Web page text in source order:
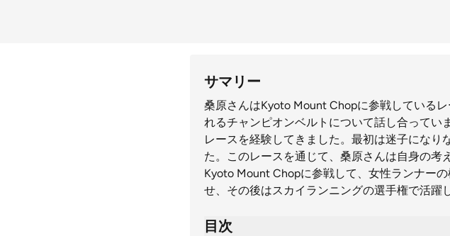
サマリー
桑原さんはKyoto Mount Chopに参戦している
れるチャンピオンベルトについて話し合って
レースを経験してきました。最初は迷子にな
た。このレースを通じて、桑原さんは自身の
Kyoto Mount Chopに参戦して、女性ランナー
せ、その後はスカイランニングの選手権で活躍
目次